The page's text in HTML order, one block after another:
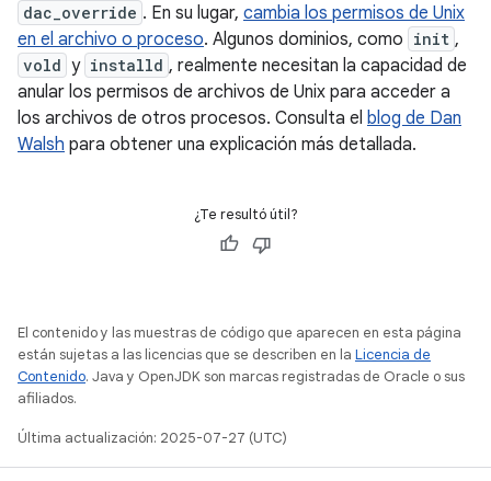
dac_override . En su lugar, cambia los permisos de Unix
en el archivo o proceso. Algunos dominios, como init ,
vold y installd , realmente necesitan la capacidad de
anular los permisos de archivos de Unix para acceder a
los archivos de otros procesos. Consulta el blog de Dan
Walsh para obtener una explicación más detallada.
¿Te resultó útil?
El contenido y las muestras de código que aparecen en esta página
están sujetas a las licencias que se describen en la Licencia de
Contenido. Java y OpenJDK son marcas registradas de Oracle o sus
afiliados.
Última actualización: 2025-07-27 (UTC)